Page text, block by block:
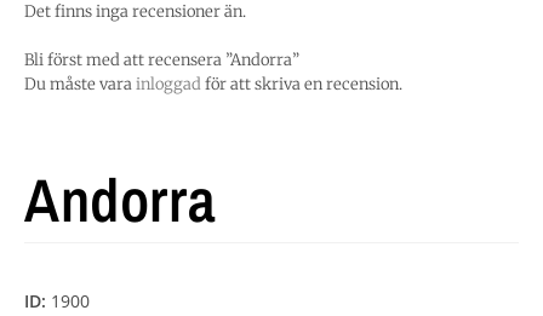
Det finns inga recensioner än.
Bli först med att recensera ”Andorra”
Du måste varainloggadför att skriva en recension.
Andorra
ID: 1900